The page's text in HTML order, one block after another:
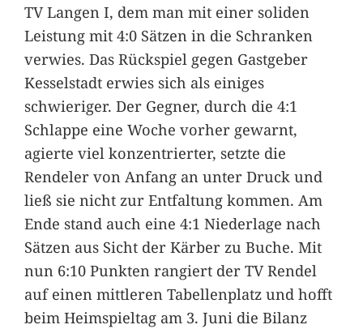
TV Langen I, dem man mit einer soliden
Leistung mit 4:0 Sätzen in die Schranken
verwies. Das Rückspiel gegen Gastgeber
Kesselstadt erwies sich als einiges
schwieriger. Der Gegner, durch die 4:1
Schlappe eine Woche vorher gewarnt,
agierte viel konzentrierter, setzte die
Rendeler von Anfang an unter Druck und
ließ sie nicht zur Entfaltung kommen. Am
Ende stand auch eine 4:1 Niederlage nach
Sätzen aus Sicht der Kärber zu Buche. Mit
nun 6:10 Punkten rangiert der TV Rendel
auf einen mittleren Tabellenplatz und hofft
beim Heimspieltag am 3. Juni die Bilanz